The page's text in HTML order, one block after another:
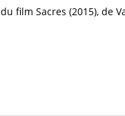
film Sacres (2015), de